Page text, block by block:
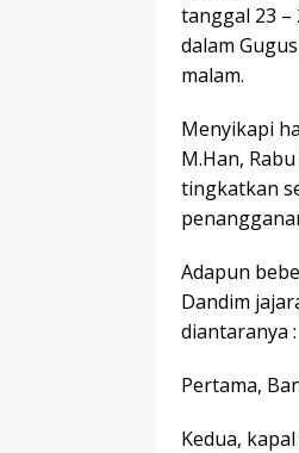
tanggal 23
dalam
malam.
Menyikapi
M.Han,
tingkatkan
Adapun
Dandim
diantaranya :
Pertama,
Kedua,